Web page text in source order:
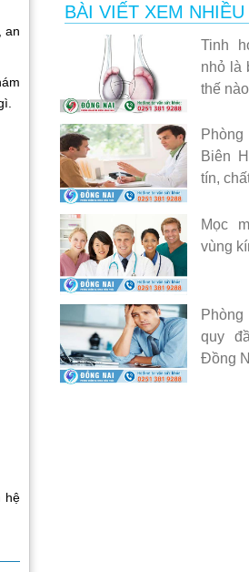
an
hệ
BÀI VIẾT XEM NHIỀU
Tinh
nhỏ là
thế nào
Biên
tín,
Mọc
vùng
quy
Đồng